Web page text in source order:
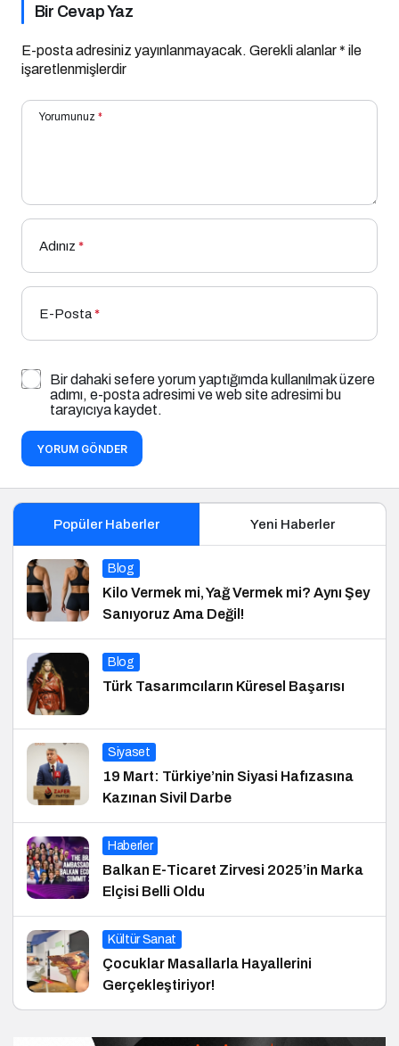
Bir Cevap Yaz
E-posta adresiniz yayınlanmayacak. Gerekli alanlar* ile
işaretlenmişlerdir
Yorumunuz *
Adınız *
E-Posta*
Bir dahaki sefere yorum yaptığımda kullanılmak üzere
adımı, e-posta adresimi ve web site adresimi bu
tarayıcıya kaydet.
YORUM GÖNDER
Popüler Haberler Yeni Haberler
Blog
Kilo Vermek mi, Yağ Vermek mi? Aynı Şey
Sanıyoruz Ama Değil!
Blog
Türk Tasarımcıların Küresel Başarısı
Siyaset
19 Mart: Türkiye’nin Siyasi Hafızasına
Kazınan Sivil Darbe
Haberler
Balkan E-Ticaret Zirvesi 2025’in Marka
Elçisi Belli Oldu
Kültür Sanat
Çocuklar Masallarla Hayallerini
Gerçekleştiriyor!